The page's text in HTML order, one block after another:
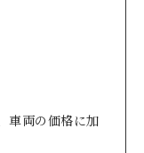
車両の価格に加